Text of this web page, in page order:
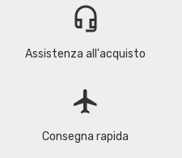
headset_mic
Assistenza all'acquisto
flight
Consegna rapida